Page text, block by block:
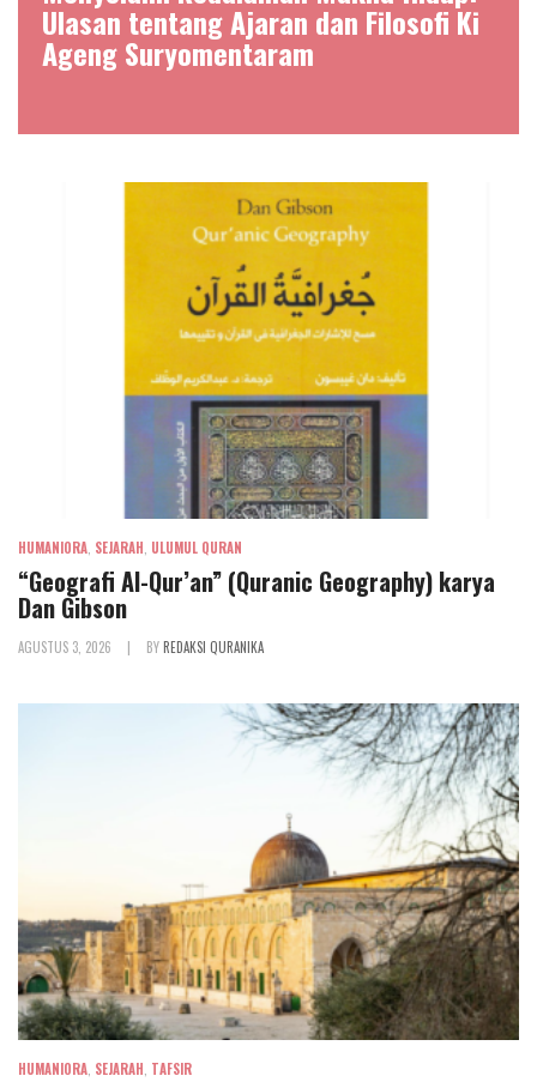
Ulasan tentang Ajaran dan Filosofi Ki
Ageng Suryomentaram
HUMANIORA SEJARAH ULUMUL QURAN
“Geografi Al-Qur’an” (Quranic Geography) karya
Dan Gibson
AGUSTUS 3, 2026 | BYREDAKSI QURANIKA
HUMANIORA SEJARAH TAFSIR